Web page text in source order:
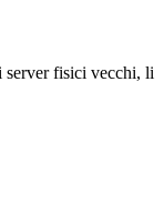
server fisici vecchi, li